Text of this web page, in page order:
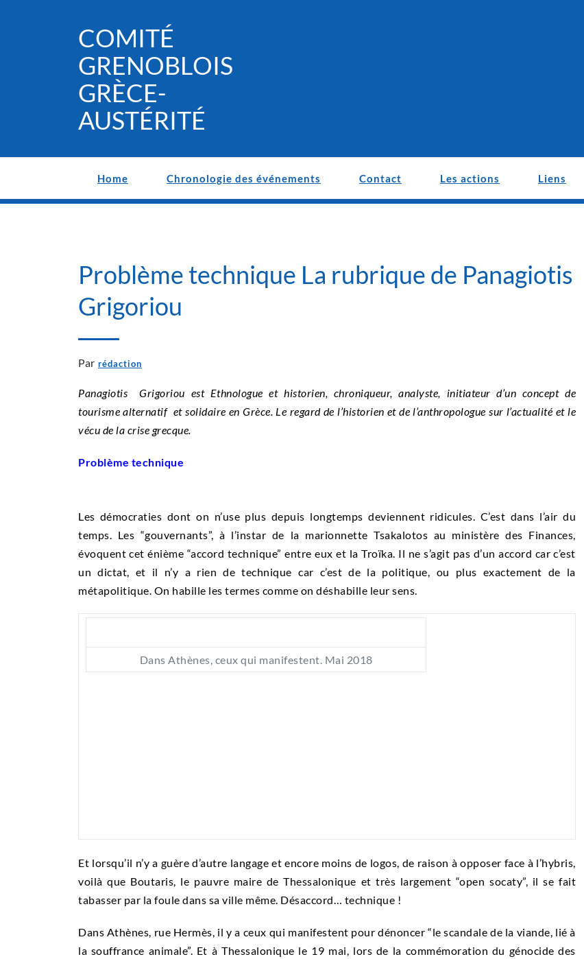
COMITÉ
GRENOBLOIS
GRÈCE-
AUSTÉRITÉ
Home Chronologie des événements Contact Les actions Liens
Problème technique La rubrique de Panagiotis
Grigoriou
Par rédaction
Panagiotis Grigoriou est Ethnologue et historien, chroniqueur, analyste, initiateur d’un concept de
tourisme alternatif et solidaire en Grèce. Le regard de l’historien et de l’anthropologue sur l’actualité et le
vécu de la crise grecque.
Problème technique
Les démocraties dont on n’use plus depuis longtemps deviennent ridicules. C’est dans l’air du
temps. Les “gouvernants”, à l’instar de la marionnette Tsakalotos au ministère des Finances,
évoquent cet énième “accord technique” entre eux et la Troïka. Il ne s’agit pas d’un accord car c’est
un dictat, et il n’y a rien de technique car c’est de la politique, ou plus exactement de la
métapolitique. On habille les termes comme on déshabille leur sens.
Dans Athènes, ceux qui manifestent. Mai 2018
Et lorsqu’il n’y a guère d’autre langage et encore moins de logos, de raison à opposer face à l’hybris,
voilà que Boutaris, le pauvre maire de Thessalonique et très largement “open socaty”, il se fait
tabasser par la foule dans sa ville même. Désaccord… technique !
Dans Athènes, rue Hermès, il y a ceux qui manifestent pour dénoncer “le scandale de la viande, lié à
la souffrance animale”. Et à Thessalonique le 19 mai, lors de la commémoration du génocide des